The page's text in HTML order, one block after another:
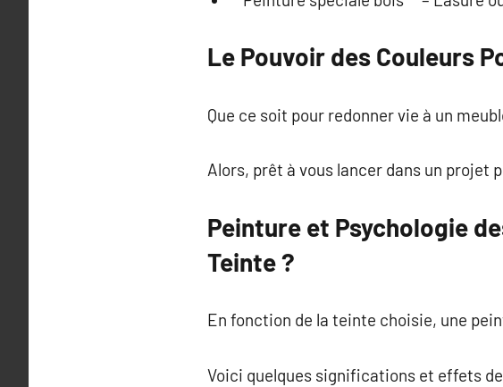
Le Pouvoir des Couleurs
Que ce soit pour redonner vie à un
Alors, prêt à vous lancer dans un projet
Peinture et Psychologie
Teinte ?
En fonction de la teinte choisie, une
Voici quelques significations et effets